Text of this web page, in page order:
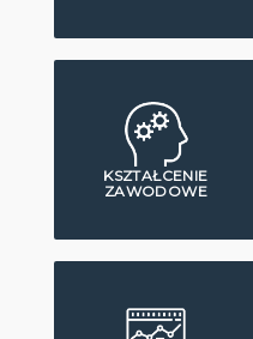
KSZTAŁCENIE
ZAWODOWE